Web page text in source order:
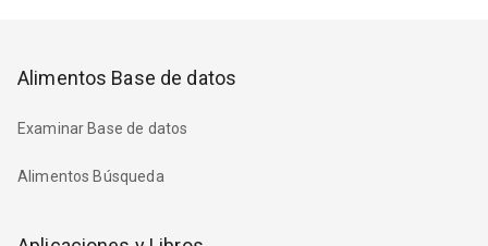
Alimentos Base de datos
Examinar Base de datos
Alimentos Búsqueda